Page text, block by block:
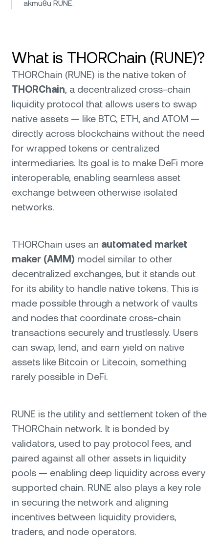
активи RUNE.
What is THORChain (RUNE)?
THORChain (RUNE) is the native token of
THORChain, a decentralized cross-chain
liquidity protocol that allows users to swap
native assets — like BTC, ETH, and ATOM —
directly across blockchains without the need
for wrapped tokens or centralized
intermediaries. Its goal is to make DeFi more
interoperable, enabling seamless asset
exchange between otherwise isolated
networks.
THORChain uses an automated market
maker (AMM) model similar to other
decentralized exchanges, but it stands out
for its ability to handle native tokens. This is
made possible through a network of vaults
and nodes that coordinate cross-chain
transactions securely and trustlessly. Users
can swap, lend, and earn yield on native
assets like Bitcoin or Litecoin, something
rarely possible in DeFi.
RUNE is the utility and settlement token of the
THORChain network. It is bonded by
validators, used to pay protocol fees, and
paired against all other assets in liquidity
pools — enabling deep liquidity across every
supported chain. RUNE also plays a key role
in securing the network and aligning
incentives between liquidity providers,
traders, and node operators.